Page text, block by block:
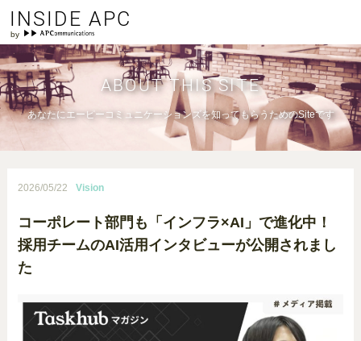
INSIDE APC
ABOUT THIS SITE
あなたにエーピーコミュニケーションズを知ってもらうためのSiteです
2026/05/22 Vision
コーポレート部門も「インフラ×AI」で進化中！
採用チームのAI活用インタビューが公開されまし
た